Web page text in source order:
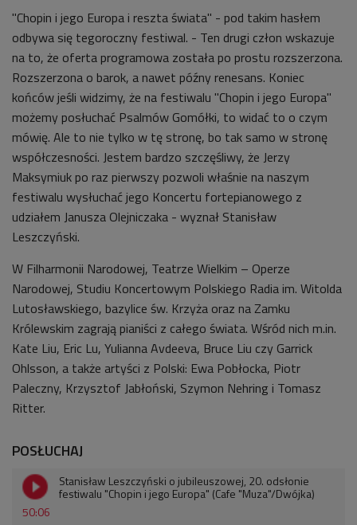
"Chopin i jego Europa i reszta świata" - pod takim hasłem
odbywa się tegoroczny festiwal. - Ten drugi człon wskazuje
na to, że oferta programowa została po prostu rozszerzona.
Rozszerzona o barok, a nawet późny renesans. Koniec
końców jeśli widzimy, że na festiwalu "Chopin i jego Europa"
możemy posłuchać Psalmów Gomółki, to widać to o czym
mówię. Ale to nie tylko w tę stronę, bo tak samo w stronę
współczesności. Jestem bardzo szczęśliwy, że Jerzy
Maksymiuk po raz pierwszy pozwoli właśnie na naszym
festiwalu wysłuchać jego Koncertu fortepianowego z
udziałem Janusza Olejniczaka - wyznał Stanisław
Leszczyński.
W Filharmonii Narodowej, Teatrze Wielkim – Operze
Narodowej, Studiu Koncertowym Polskiego Radia im. Witolda
Lutosławskiego, bazylice św. Krzyża oraz na Zamku
Królewskim zagrają pianiści z całego świata. Wśród nich m.in.
Kate Liu, Eric Lu, Yulianna Avdeeva, Bruce Liu czy Garrick
Ohlsson, a także artyści z Polski: Ewa Pobłocka, Piotr
Paleczny, Krzysztof Jabłoński, Szymon Nehring i Tomasz
Ritter.
POSŁUCHAJ
50:06
Stanisław Leszczyński o jubileuszowej, 20. odsłonie
festiwalu "Chopin i jego Europa" (Cafe "Muza"/Dwójka)